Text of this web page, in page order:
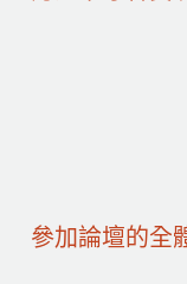
參加論壇的全